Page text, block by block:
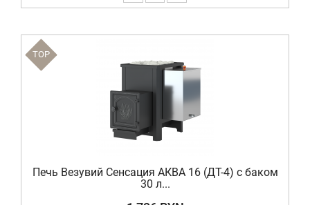
TOP
Печь Везувий Сенсация АКВА 16 (ДТ-4) с баком
30 л...